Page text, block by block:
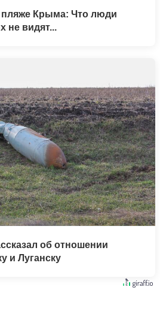
пляже Крыма: Что люди
не видят...
об отношении
и Луганску